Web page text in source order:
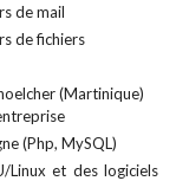
de mail
de fichiers
(Martinique)
(Php, MySQL)
Linux et des logiciels